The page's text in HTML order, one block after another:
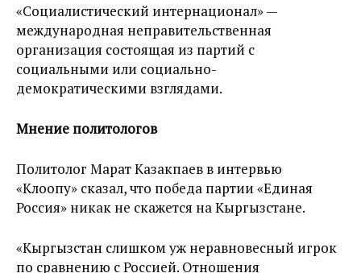
«Социалистический интернационал» —
международная неправительственная
организация состоящая из партий с
социальными или социально-
демократическими взглядами.
Мнение политологов
Политолог Марат Казакпаев в интервью
«Клоопу» сказал, что победа партии «Единая
Россия» никак не скажется на Кыргызстане.
«Кыргызстан слишком уж неравновесный игрок
по сравнению с Россией. Отношения